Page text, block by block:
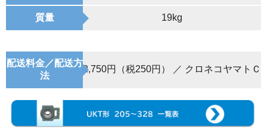
質量 19kg
配送料金／配送方
法
2,750円（税250円） ／ クロネコヤマトＣ